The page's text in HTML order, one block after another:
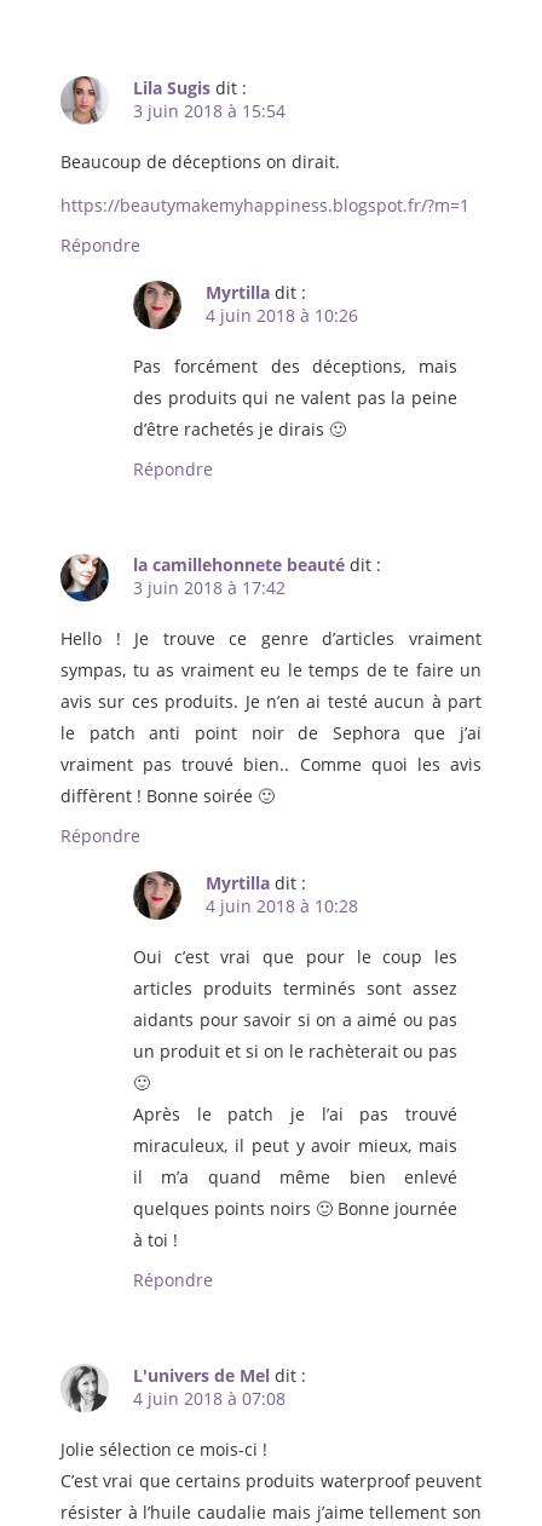
Lila Sugis dit :
3 juin 2018 à 15:54
Beaucoup de déceptions on dirait.
https://beautymakemyhappiness.blogspot.fr/?m=1
Répondre
Myrtilla dit :
4 juin 2018 à 10:26
Pas forcément des déceptions, mais
des produits qui ne valent pas la peine
d’être rachetés je dirais 🙂
Répondre
la camillehonnete beauté dit :
3 juin 2018 à 17:42
Hello ! Je trouve ce genre d’articles vraiment
sympas, tu as vraiment eu le temps de te faire un
avis sur ces produits. Je n’en ai testé aucun à part
le patch anti point noir de Sephora que j’ai
vraiment pas trouvé bien.. Comme quoi les avis
diffèrent ! Bonne soirée 🙂
Répondre
Myrtilla dit :
4 juin 2018 à 10:28
Oui c’est vrai que pour le coup les
articles produits terminés sont assez
aidants pour savoir si on a aimé ou pas
un produit et si on le rachèterait ou pas
🙂
Après le patch je l’ai pas trouvé
miraculeux, il peut y avoir mieux, mais
il m’a quand même bien enlevé
quelques points noirs 🙂 Bonne journée
à toi !
Répondre
L'univers de Mel dit :
4 juin 2018 à 07:08
Jolie sélection ce mois-ci !
C’est vrai que certains produits waterproof peuvent
résister à l’huile caudalie mais j’aime tellement son